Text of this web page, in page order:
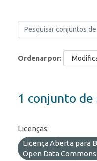
Ordenar por
1 conjunto de
Licenças:
Licença Aberta para
Open Data Commons